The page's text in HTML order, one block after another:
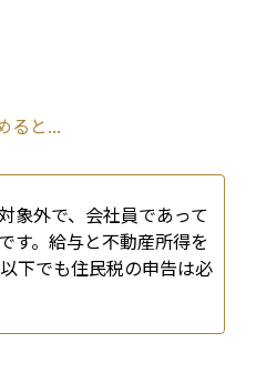
ると...
象外で、会社員であって
す。給与と不動産所得を
下でも住民税の申告は必